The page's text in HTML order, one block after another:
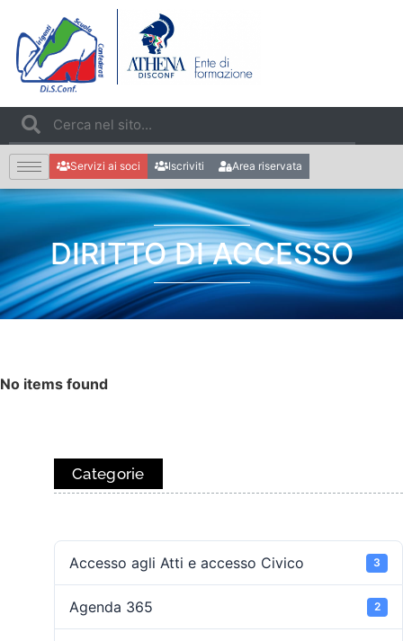
Servizi ai soci Iscriviti Area riservata
DIRITTO DI ACCESSO
No items found
Categorie
Accesso agli Atti e accesso Civico 3
Agenda 365 2